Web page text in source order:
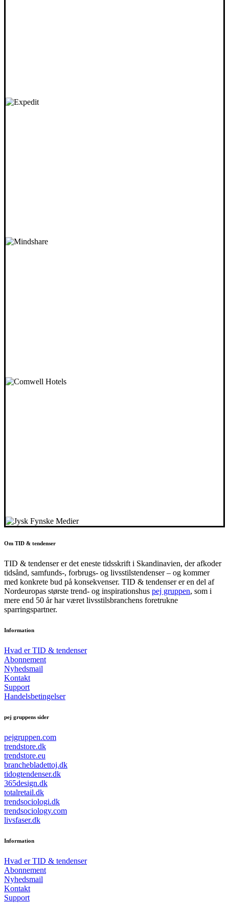
Om TID & tendenser
TID & tendenser er det eneste tidsskrift i Skandinavien, der afkoder
tidsånd, samfunds-, forbrugs- og livsstilstendenser – og kommer
med konkrete bud på konsekvenser. TID & tendenser er en del af
Nordeuropas største trend- og inspirationshus pej gruppen, som i
mere end 50 år har været livsstilsbranchens foretrukne
sparringspartner.
Information
Hvad er TID & tendenser
Abonnement
Nyhedsmail
Kontakt
Support
Handelsbetingelser
pej gruppens sider
pejgruppen.com
trendstore.dk
trendstore.eu
branchebladettoj.dk
tidogtendenser.dk
365design.dk
totalretail.dk
trendsociologi.dk
trendsociology.com
livsfaser.dk
Information
Hvad er TID & tendenser
Abonnement
Nyhedsmail
Kontakt
Support